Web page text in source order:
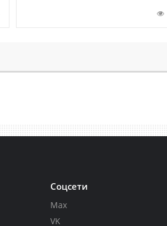
Соцсети
Max
VK